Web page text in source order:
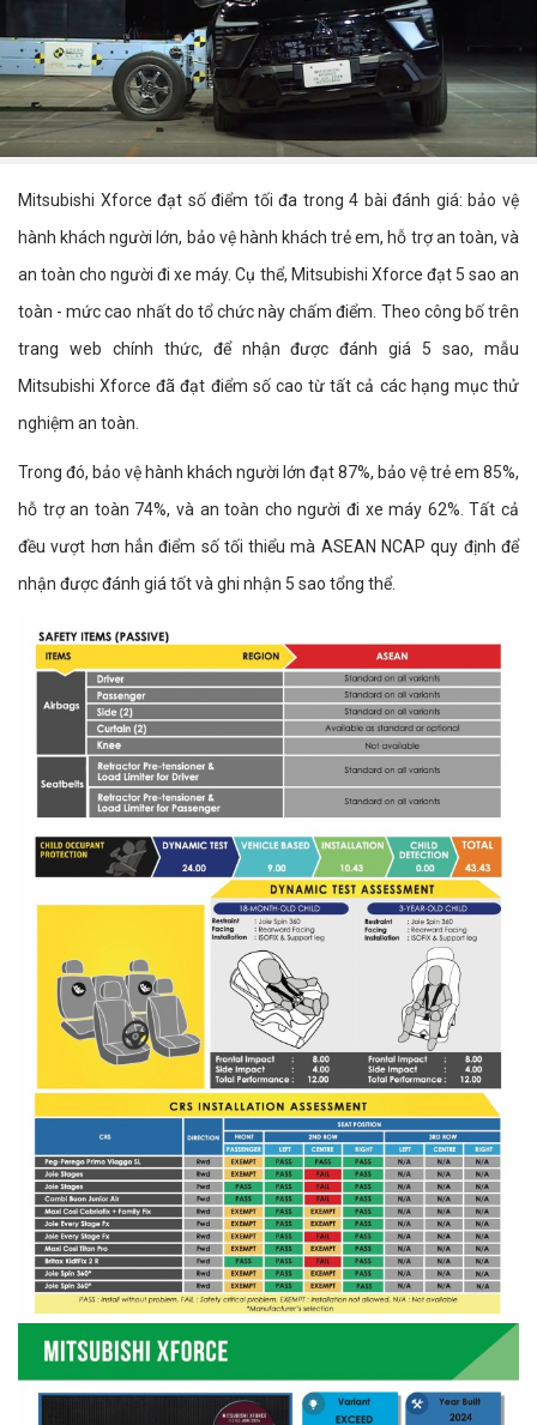
Mitsubishi Xforce đạt số điểm tối đa trong 4 bài đánh giá: bảo vệ
hành khách người lớn, bảo vệ hành khách trẻ em, hỗ trợ an toàn, và
an toàn cho người đi xe máy. Cụ thể, Mitsubishi Xforce đạt 5 sao an
toàn - mức cao nhất do tổ chức này chấm điểm. Theo công bố trên
trang web chính thức, để nhận được đánh giá 5 sao, mẫu
Mitsubishi Xforce đã đạt điểm số cao từ tất cả các hạng mục thử
nghiệm an toàn.
Trong đó, bảo vệ hành khách người lớn đạt 87%, bảo vệ trẻ em 85%,
hỗ trợ an toàn 74%, và an toàn cho người đi xe máy 62%. Tất cả
đều vượt hơn hẳn điểm số tối thiểu mà ASEAN NCAP quy định để
nhận được đánh giá tốt và ghi nhận 5 sao tổng thể.